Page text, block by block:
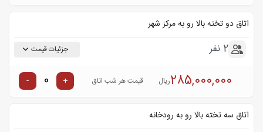
اتاق دو تخته بالا رو به مرکز شهر
2 نفر جزئیات قیمت
285,000,000ریال قیمت هر شب اتاق +
-
اتاق سه تخته بالا رو به رودخانه